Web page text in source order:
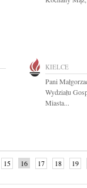
KIELCE
Pani
Wydziału
Miasta...
15 16 17 18
19